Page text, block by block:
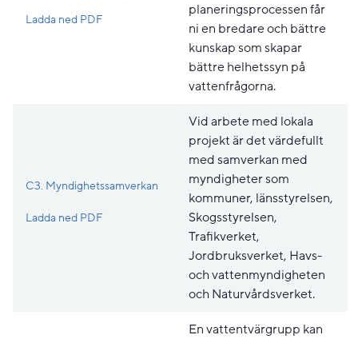
Ladda ned PDFPdf, 198.8 kB, öppnas i nytt fönster.
planeringsprocessen får
ni en bredare och bättre
kunskap som skapar
bättre helhetssyn på
vattenfrågorna.
C3. Myndighetssamverkan
Ladda ned PDFPdf, 211.6 kB, öppnas i nytt fönster.
Vid arbete med lokala
projekt är det värdefullt
med samverkan med
myndigheter som
kommuner, länsstyrelsen,
Skogsstyrelsen,
Trafikverket,
Jordbruksverket, Havs-
och vattenmyndigheten
och Naturvårdsverket.
En vattentvärgrupp kan